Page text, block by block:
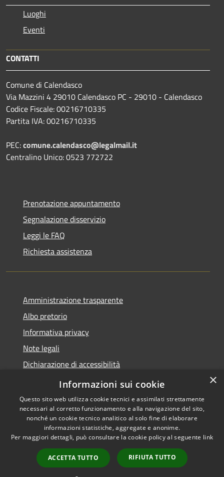
Luoghi
Eventi
CONTATTI
Comune di Calendasco
Via Mazzini 4 29010 Calendasco PC - 29010 - Calendasco
Codice Fiscale: 00216710335
Partita IVA: 00216710335
PEC:comune.calendasco@legalmail.it
Centralino Unico: 0523 772722
Prenotazione appuntamento
Segnalazione disservizio
Leggi le FAQ
Richiesta assistenza
Amministrazione trasparente
Albo pretorio
Informativa privacy
Note legali
Dichiarazione di accessibilità
Piano di miglioramento del sito
Accessibilità
Copyright © 2026 • Comune di
Calendasco • Powered by
Municipium•
Accesso
redazione
×
Informazioni sui cookie
Questo sito web utilizza cookie tecnici e assimilati strettamente
necessari al corretto funzionamento e alla navigazione del sito,
nonché un cookie tecnico analitico al solo fine di elaborare
informazioni statistiche, aggregate e anonime.
Per maggiori dettagli, può consultare la cookie policy al seguente link
ACCETTA TUTTO RIFIUTA TUTTO